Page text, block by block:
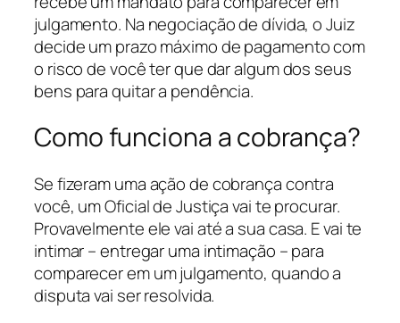
julgamento. Na negociação de dívida, o Juiz
decide um prazo máximo de pagamento com
o risco de você ter que dar algum dos seus
bens para quitar a pendência.
Como funciona a cobrança?
Se fizeram uma ação de cobrança contra
você, um Oficial de Justiça vai te procurar.
Provavelmente ele vai até a sua casa. E vai te
intimar – entregar uma intimação – para
comparecer em um julgamento, quando a
disputa vai ser resolvida.